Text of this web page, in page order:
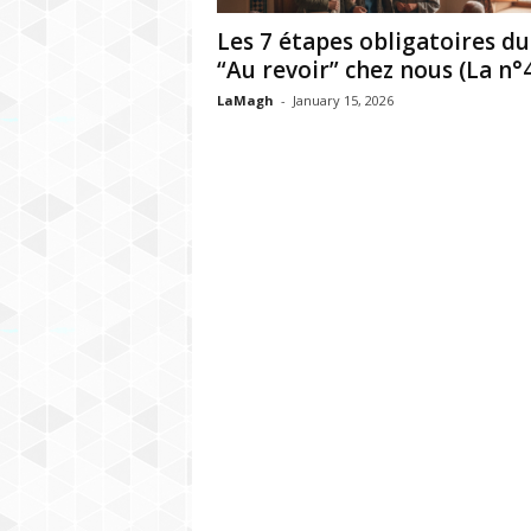
h
e
Les 7 étapes obligatoires du
“Au revoir” chez nous (La
LaMagh - January 15, 2026